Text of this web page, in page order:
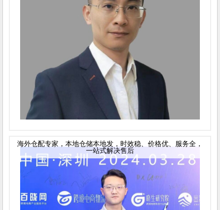
海外仓配专家，本地仓储本地发，时效稳、价格优、服务全，
一站式解决售后